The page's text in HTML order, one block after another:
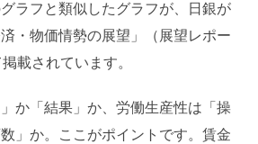
ラフと類似したグラフが、日銀が
・物価情勢の展望」（展望レポー
載されています。
か「結果」か、労働生産性は「操
」か。ここがポイントです。賃金